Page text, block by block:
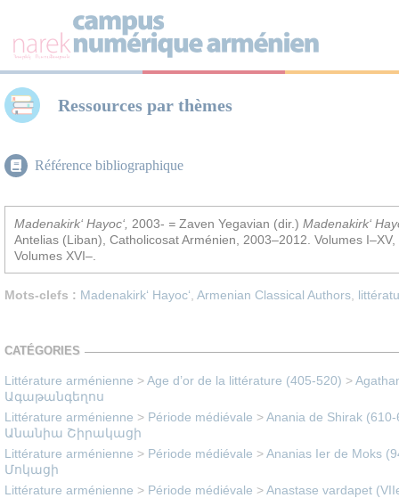
Ressources par thèmes
Référence bibliographique
Madenakirk‘ Hayoc‘, 2003- = Zaven Yegavian (dir.) Madenakirk‘
Antelias (Liban), Catholicosat Arménien, 2003–2012. Volumes
Volumes XVI–.
Mots-clefs : Madenakirk‘ Hayoc‘ Armenian Classical Authors
CATÉGORIES
Littérature arménienne >Age d’or de la littérature (405-520) >
Ագաթանգեղոս
Littérature arménienne > Période médiévale >Anania de Shirak
Անանիա Շիրակացի
Littérature arménienne > Période médiévale >Ananias Ier de Moks
Մոկացի
Littérature arménienne > Période médiévale >Anastase vardapet